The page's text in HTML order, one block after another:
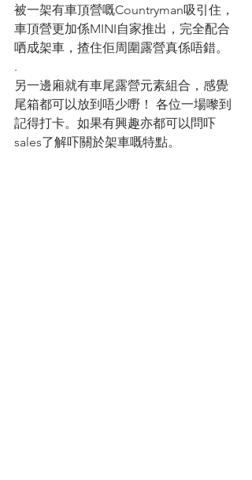
被一架有車頂營嘅Countryman吸引住，
車頂營更加係MINI自家推出，完全配合
哂成架車，揸住佢周圍露營真係唔錯。
.
另一邊廂就有車尾露營元素組合，感覺
尾箱都可以放到唔少嘢！ 各位一場嚟到
記得打卡。如果有興趣亦都可以問吓
sales了解吓關於架車嘅特點。